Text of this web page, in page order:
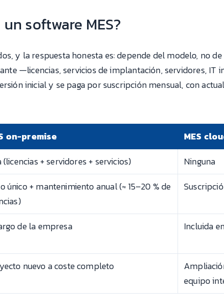
software MES?
y la respuesta honesta es: depende del modelo, no
—licencias, servicios de implantación, servidores, IT
inicial y se paga por suscripción mensual, con
on-premise
MES
(licencias + servidores + servicios)
Ninguna
único + mantenimiento anual (≈ 15–20 % de
de la empresa Incluida
nuevo a coste completo
equipo